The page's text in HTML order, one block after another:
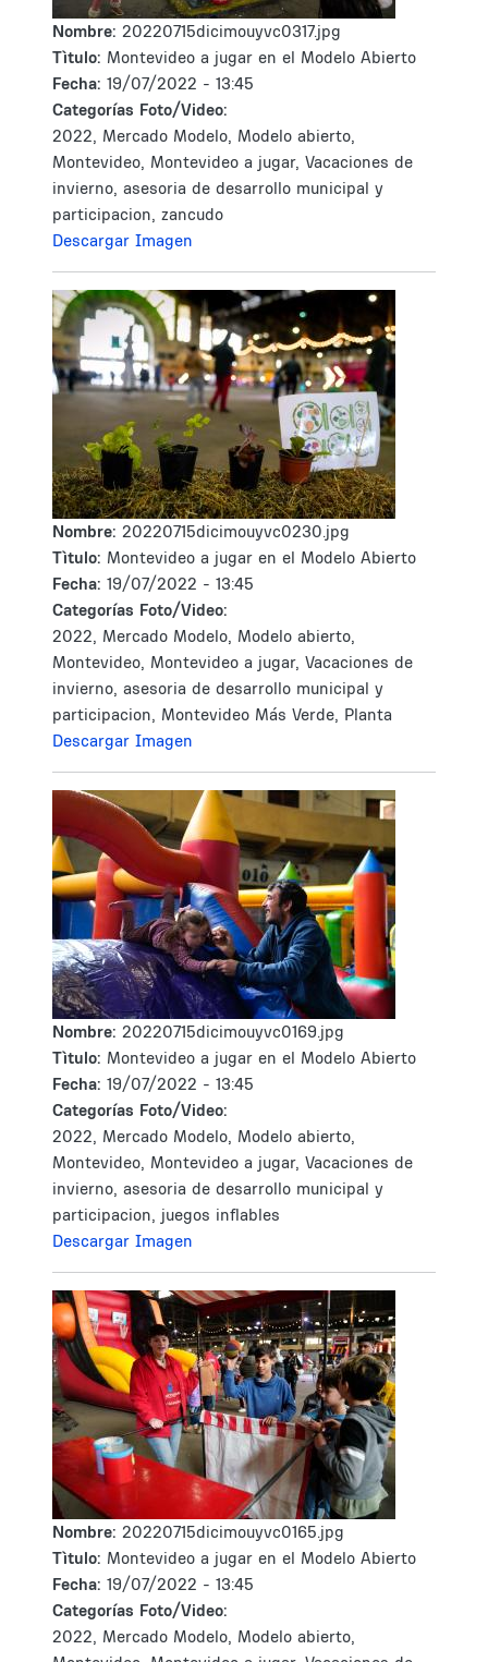
Nombre: 20220715dicimouyvc0317.jpg
Tìtulo: Montevideo a jugar en el Modelo Abierto
Fecha: 19/07/2022 - 13:45
Categorías Foto/Video:
2022, Mercado Modelo, Modelo abierto,
Montevideo, Montevideo a jugar, Vacaciones de
invierno, asesoria de desarrollo municipal y
participacion, zancudo
Descargar Imagen
Nombre: 20220715dicimouyvc0230.jpg
Tìtulo: Montevideo a jugar en el Modelo Abierto
Fecha: 19/07/2022 - 13:45
Categorías Foto/Video:
2022, Mercado Modelo, Modelo abierto,
Montevideo, Montevideo a jugar, Vacaciones de
invierno, asesoria de desarrollo municipal y
participacion, Montevideo Más Verde, Planta
Descargar Imagen
Nombre: 20220715dicimouyvc0169.jpg
Tìtulo: Montevideo a jugar en el Modelo Abierto
Fecha: 19/07/2022 - 13:45
Categorías Foto/Video:
2022, Mercado Modelo, Modelo abierto,
Montevideo, Montevideo a jugar, Vacaciones de
invierno, asesoria de desarrollo municipal y
participacion, juegos inflables
Descargar Imagen
Nombre: 20220715dicimouyvc0165.jpg
Tìtulo: Montevideo a jugar en el Modelo Abierto
Fecha: 19/07/2022 - 13:45
Categorías Foto/Video:
2022, Mercado Modelo, Modelo abierto,